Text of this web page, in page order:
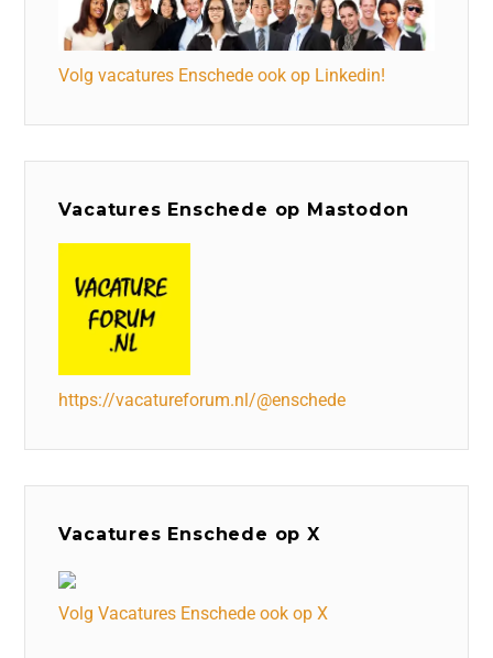
Volg vacatures Enschede ook op Linkedin!
Vacatures Enschede op Mastodon
https://vacatureforum.nl/@enschede
Vacatures Enschede op X
Volg Vacatures Enschede ook op X